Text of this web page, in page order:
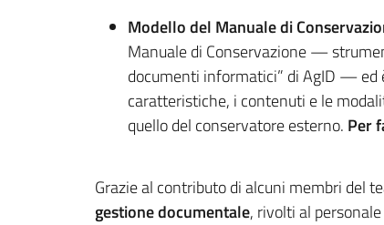
Modello del Manuale di
Manuale di Conservazione —
documenti informatici” di AgID — ed
caratteristiche, i contenuti e le
quello del conservatore esterno. Per
Grazie al contributo di alcuni membri del
gestione documentale, rivolti al